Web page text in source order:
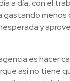
a día, con el
gastando menos
y
es hacer
así no tiene